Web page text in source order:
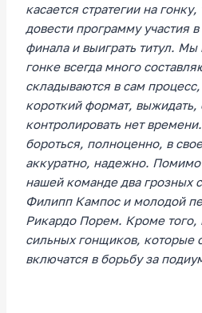
касается стратегии на
довести программу участия
финала и выиграть титул.
гонке всегда много
складываются в сам
короткий формат, выжидать,
контролировать нет
бороться, полноценно, в
аккуратно, надежно. Помимо
нашей команде два грозных
Филипп Кампос и молодой
Рикардо Порем. Кроме того,
сильных гонщиков, которые
включатся в борьбу за